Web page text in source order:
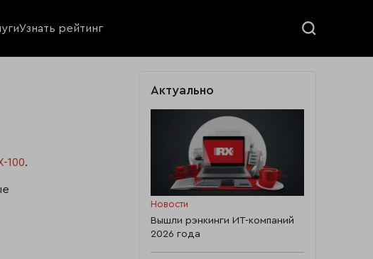
Узнать рейтинг
100.
Актуально
Новости
Вышли рэнкинги ИТ-компаний
2026 года